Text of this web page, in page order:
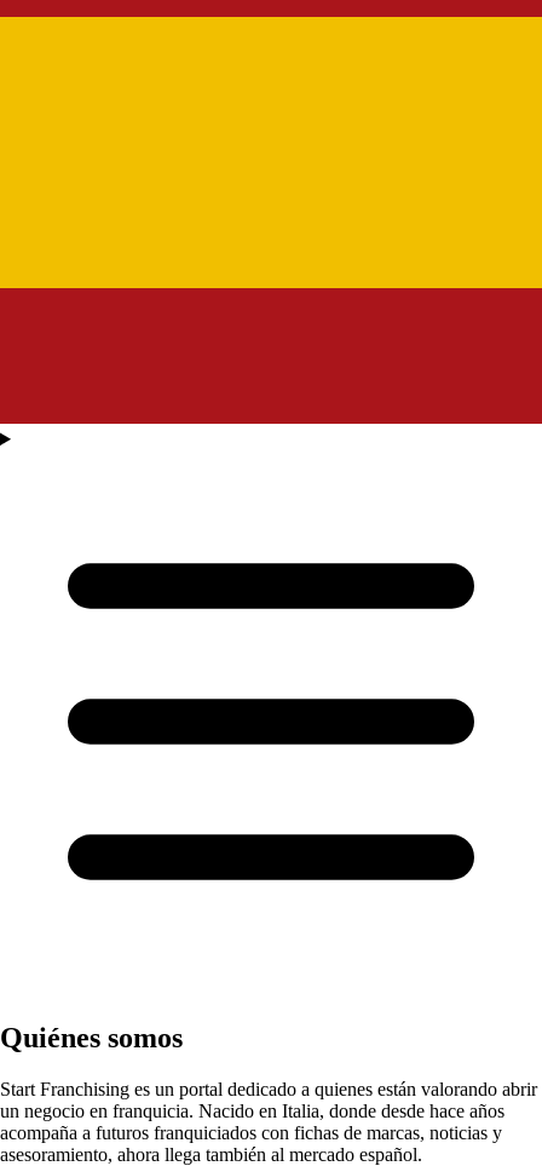
Quiénes somos
Start Franchising es un portal dedicado a quienes están valorando abrir
un negocio en franquicia. Nacido en Italia, donde desde hace años
acompaña a futuros franquiciados con fichas de marcas, noticias y
asesoramiento, ahora llega también al mercado español.